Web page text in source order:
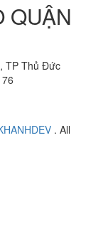
QUẬN
TP Thủ Đức
. All